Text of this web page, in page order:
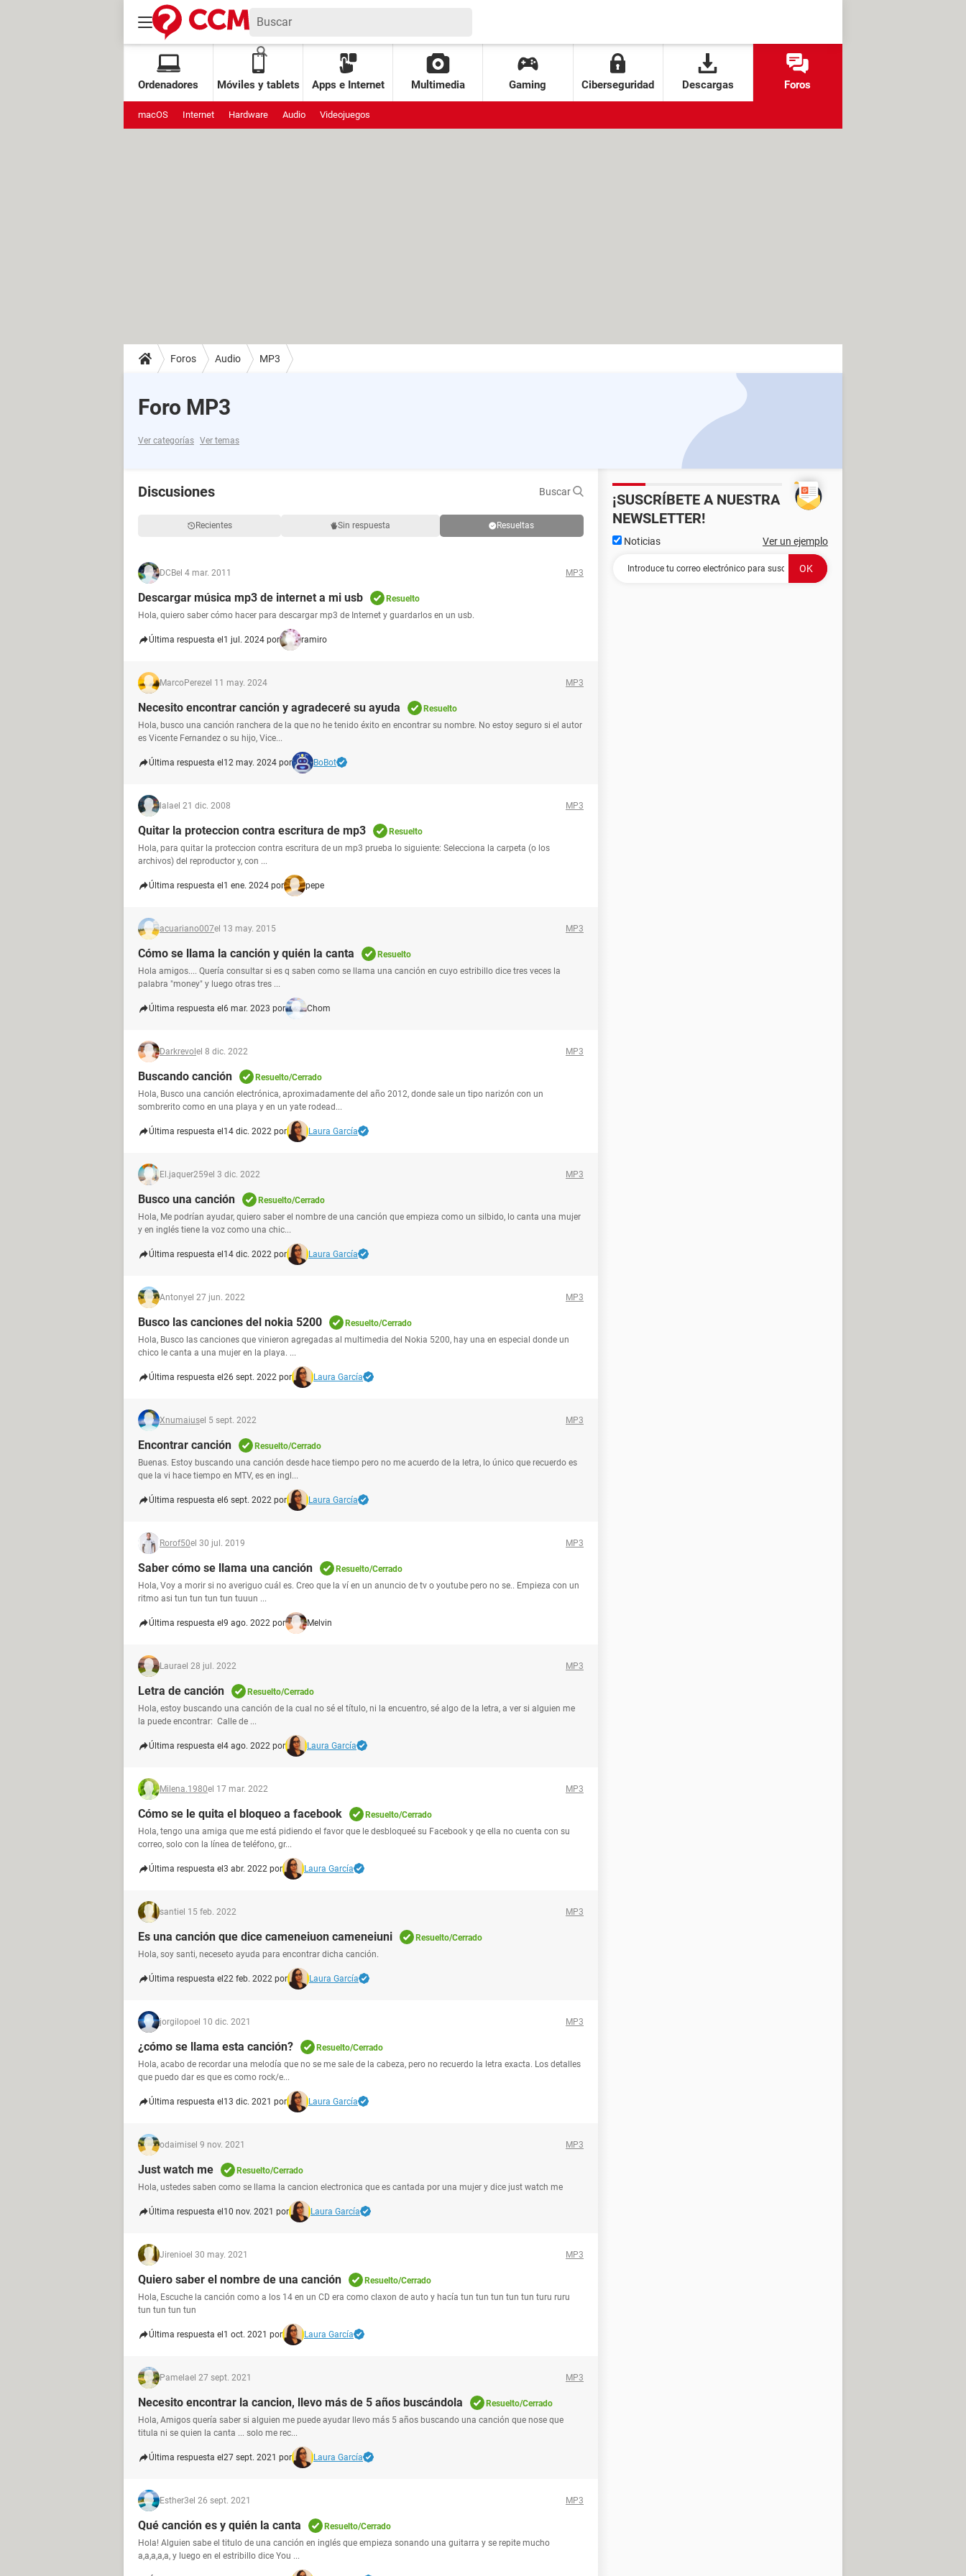
Ordenadores Móviles y tablets Apps e Internet Multimedia Gaming Ciberseguridad Descargas Foros
macOS Internet Hardware Audio Videojuegos
Foros Audio MP3
Foro MP3
Ver categorías Ver temas
Discusiones Buscar
Recientes Sin respuesta Resueltas
DCBel 4 mar. 2011 MP3
Descargar música mp3 de internet a mi usb
Resuelto
Hola, quiero saber cómo hacer para descargar mp3 de Internet y guardarlos en un usb.
Última respuesta el 1 jul. 2024 por ramiro
MarcoPerezel 11 may. 2024 MP3
Necesito encontrar canción y agradeceré su ayuda
Resuelto
Hola, busco una canción ranchera de la que no he tenido éxito en encontrar su nombre. No estoy seguro si el autor
es Vicente Fernandez o su hijo, Vice...
Última respuesta el 12 may. 2024 por BoBot
lalael 21 dic. 2008 MP3
Quitar la proteccion contra escritura de mp3
Resuelto
Hola, para quitar la proteccion contra escritura de un mp3 prueba lo siguiente: Selecciona la carpeta (o los
archivos) del reproductor y, con ...
Última respuesta el 1 ene. 2024 por pepe
acuariano007el 13 may. 2015 MP3
Cómo se llama la canción y quién la canta
Resuelto
Hola amigos.... Quería consultar si es q saben como se llama una canción en cuyo estribillo dice tres veces la
palabra "money" y luego otras tres ...
Última respuesta el 6 mar. 2023 por Chom
Darkrevol el 8 dic. 2022 MP3
Buscando canción
Resuelto/Cerrado
Hola, Busco una canción electrónica, aproximadamente del año 2012, donde sale un tipo narizón con un
sombrerito como en una playa y en un yate rodead...
Última respuesta el 14 dic. 2022 por Laura García
El.jaquer259el 3 dic. 2022 MP3
Busco una canción
Resuelto/Cerrado
Hola, Me podrían ayudar, quiero saber el nombre de una canción que empieza como un silbido, lo canta una mujer
y en inglés tiene la voz como una chic...
Última respuesta el 14 dic. 2022 por Laura García
Antonyel 27 jun. 2022 MP3
Busco las canciones del nokia 5200
Resuelto/Cerrado
Hola, Busco las canciones que vinieron agregadas al multimedia del Nokia 5200, hay una en especial donde un
chico le canta a una mujer en la playa. ...
Última respuesta el 26 sept. 2022 por Laura García
Xnumaiusel 5 sept. 2022 MP3
Encontrar canción
Resuelto/Cerrado
Buenas. Estoy buscando una canción desde hace tiempo pero no me acuerdo de la letra, lo único que recuerdo es
que la vi hace tiempo en MTV, es en ingl...
Última respuesta el 6 sept. 2022 por Laura García
Rorof50el 30 jul. 2019 MP3
Saber cómo se llama una canción
Resuelto/Cerrado
Hola, Voy a morir si no averiguo cuál es. Creo que la ví en un anuncio de tv o youtube pero no se.. Empieza con un
ritmo asi tun tun tun tun tuuun ...
Última respuesta el 9 ago. 2022 por Melvin
Laurael 28 jul. 2022 MP3
Letra de canción
Resuelto/Cerrado
Hola, estoy buscando una canción de la cual no sé el título, ni la encuentro, sé algo de la letra, a ver si alguien me
la puede encontrar: Calle de ...
Última respuesta el 4 ago. 2022 por Laura García
Milena.1980el 17 mar. 2022 MP3
Cómo se le quita el bloqueo a facebook
Resuelto/Cerrado
Hola, tengo una amiga que me está pidiendo el favor que le desbloqueé su Facebook y qe ella no cuenta con su
correo, solo con la línea de teléfono, gr...
Última respuesta el 3 abr. 2022 por Laura García
santiel 15 feb. 2022 MP3
Es una canción que dice cameneiuon cameneiuni
Resuelto/Cerrado
Hola, soy santi, neceseto ayuda para encontrar dicha canción.
Última respuesta el 22 feb. 2022 por Laura García
jorgilopoel 10 dic. 2021 MP3
¿cómo se llama esta canción?
Resuelto/Cerrado
Hola, acabo de recordar una melodía que no se me sale de la cabeza, pero no recuerdo la letra exacta. Los detalles
que puedo dar es que es como rock/e...
Última respuesta el 13 dic. 2021 por Laura García
odaimisel 9 nov. 2021 MP3
Just watch me
Resuelto/Cerrado
Hola, ustedes saben como se llama la cancion electronica que es cantada por una mujer y dice just watch me
Última respuesta el 10 nov. 2021 por Laura García
Jirenioel 30 may. 2021 MP3
Quiero saber el nombre de una canción
Resuelto/Cerrado
Hola, Escuche la canción como a los 14 en un CD era como claxon de auto y hacía tun tun tun tun tun turu ruru
tun tun tun tun
Última respuesta el 1 oct. 2021 por Laura García
Pamelael 27 sept. 2021 MP3
Necesito encontrar la cancion, llevo más de 5 años buscándola
Resuelto/Cerrado
Hola, Amigos quería saber si alguien me puede ayudar llevo más 5 años buscando una canción que nose que
titula ni se quien la canta ... solo me rec...
Última respuesta el 27 sept. 2021 por Laura García
Esther3el 26 sept. 2021 MP3
Qué canción es y quién la canta
Resuelto/Cerrado
Hola! Alguien sabe el titulo de una canción en inglés que empieza sonando una guitarra y se repite mucho
a,a,a,a,a, y luego en el estribillo dice You ...
¡SUSCRÍBETE A NUESTRA
NEWSLETTER!
Noticias Ver un ejemplo